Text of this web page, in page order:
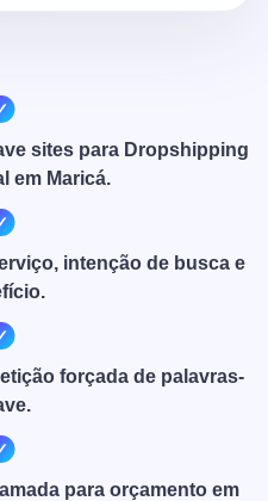
sites para Dropshipping
em Maricá.
intenção de busca e
forçada de palavras-
para orçamento em